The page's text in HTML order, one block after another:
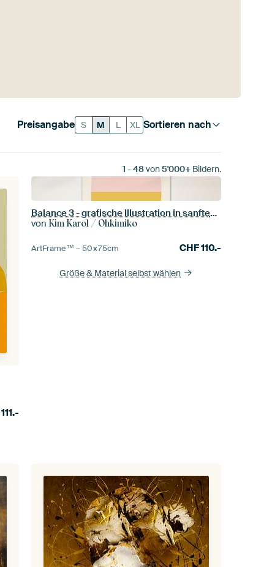
Sortieren nach
Preisangabe S M L XL
1 - 48von5'000+Bildern.
111.-
Balance 3 - grafische Illustration in sanften Farben
vonKim Karol / Ohkimiko
ArtFrame™ –50×75cm CHF110.-
Größe & Material selbst wählen